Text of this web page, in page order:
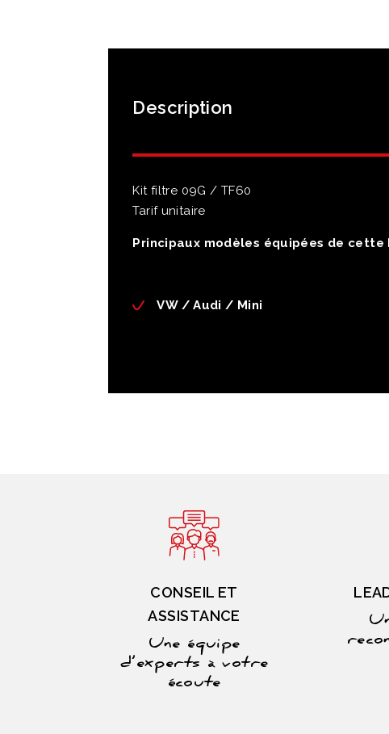
Description
Kit filtre 09G / TF60
Tarif unitaire
Principaux modèles équipées de
VW / Audi / Mini
CONSEIL ET
ASSISTANCE
Une équipe
d’experts à votre
écoute